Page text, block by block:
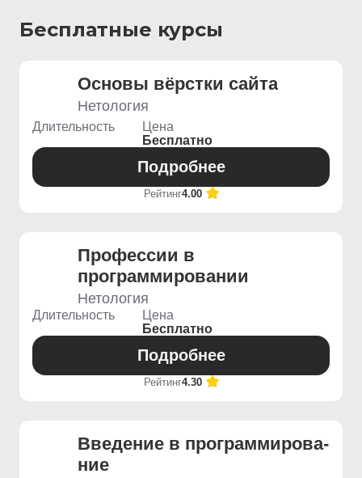
Бесплатные курсы
Основы вёрстки сайта
Нетология
Длительность
Цена
Бесплатно
Подробнее
Рейтинг4.00
Профессии в
программировании
Нетология
Длительность
Цена
Бесплатно
Подробнее
Рейтинг4.30
Введение ­в программирова­
ние